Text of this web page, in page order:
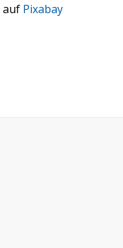
auf Pix­a­bay